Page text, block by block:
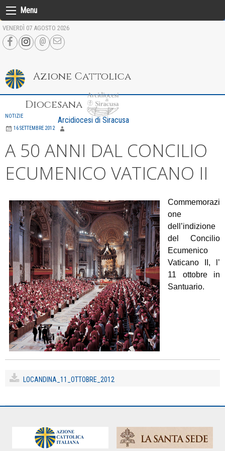
Skip
to
content
Menu
VENERDÌ 07 AGOSTO 2026
Azione Cattolica
Diocesana
Arcidiocesi di Siracusa
NOTIZIE
16 SETTEMBRE 2012
A 50 ANNI DAL CONCILIO
ECUMENICO VATICANO II
Commemorazi
one
dell’indizione
del Concilio
Ecumenico
Vaticano II, l’
11 ottobre in
Santuario.
LOCANDINA_11_OTTOBRE_2012